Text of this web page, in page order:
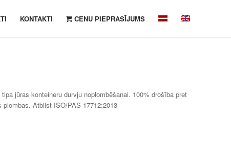
KONTAKTI CENU PIEPRASĪJUMS
jūras konteineru durvju noplombēšanai. 100% drošība pret
Atbilst ISO/PAS 17712:2013